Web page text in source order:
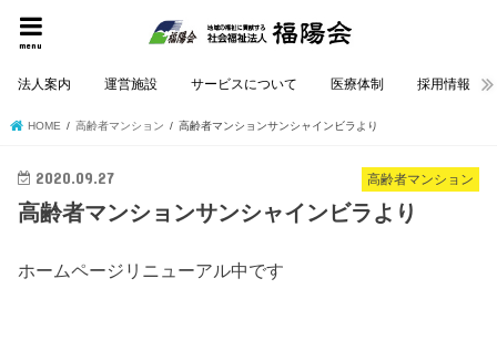
menu
法人案内 運営施設 サービスについて 医療体制 採用情報
HOME 高齢者マンション 高齢者マンションサンシャインビラより
高齢者マンション
2020.09.27
高齢者マンションサンシャインビラより
ホームページリニューアル中です